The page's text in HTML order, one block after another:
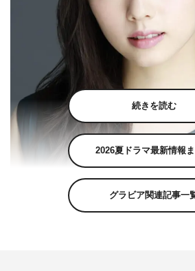
続きを読む
2026夏ドラマ最新情報
グラビア関連記事一